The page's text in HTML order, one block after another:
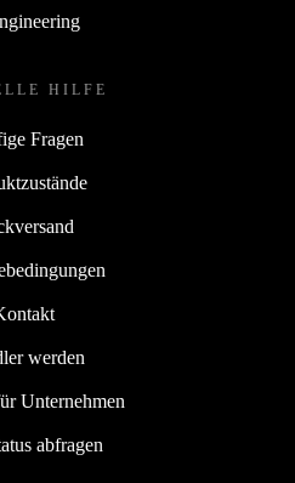
HILFE
Fragen
werden
Unternehmen
abfragen